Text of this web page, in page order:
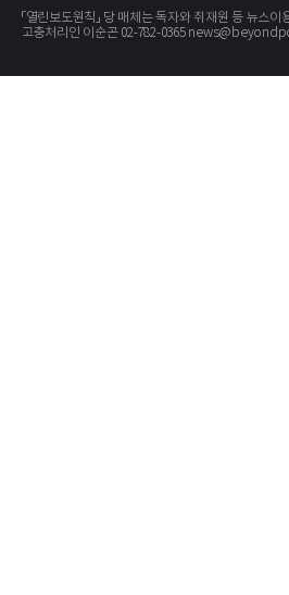
「열린보도원칙」 당 매체는 독자와 취재원 등 뉴스
고충처리인 이순곤 02-782-0365